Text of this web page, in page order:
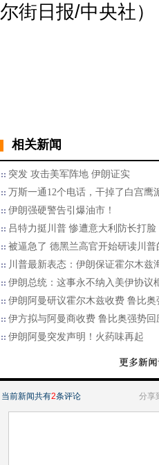
尔街日报/中央社）
相关新闻
突发 攻击美军阵地 伊朗证实
万斯一通12个电话，干掉了白宫鹰
伊朗强硬警告引爆油市！
吕特力挺川普 惨遭意大利防长打脸
被逼急了 德黑兰高官开始研读川普
川普最新表态：伊朗保证霍尔木兹
伊朗总统：这事永不纳入美伊协议
伊朗阿曼研议霍尔木兹收费 鲁比奥
伊方拟与阿曼商收费 鲁比奥强势回
伊朗阿曼突发声明！火药味再起
当前新闻共有2条评论 分享